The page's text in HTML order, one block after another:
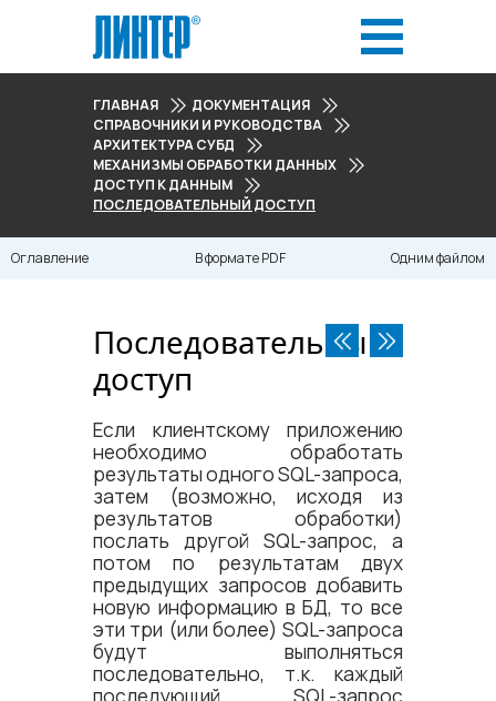
ГЛАВНАЯ
ДОКУМЕНТАЦИЯ
СПРАВОЧНИКИ И РУКОВОДСТВА
АРХИТЕКТУРА СУБД
МЕХАНИЗМЫ ОБРАБОТКИ ДАННЫХ
ДОСТУП К ДАННЫМ
ПОСЛЕДОВАТЕЛЬНЫЙ ДОСТУП
Оглавление В формате PDF Одним файлом
Последовательный
доступ
Если клиентскому приложению
необходимо обработать
результаты одного SQL-запроса,
затем (возможно, исходя из
результатов обработки)
послать другой SQL-запрос, а
потом по результатам двух
предыдущих запросов добавить
новую информацию в БД, то все
эти три (или более) SQL-запроса
будут выполняться
последовательно, т.к. каждый